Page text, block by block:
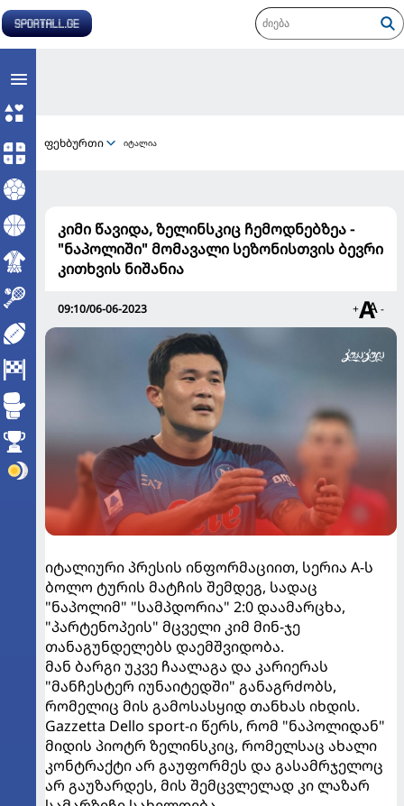
ფეხბურთი იტალია
კიმი წავიდა, ზელინსკიც ჩემოდნებზეა -
"ნაპოლიში" მომავალი სეზონისთვის ბევრი
კითხვის ნიშანია
09:10/06-06-2023 + -
იტალიური პრესის ინფორმაციით, სერია A-ს
ბოლო ტურის მატჩის შემდეგ, სადაც
"ნაპოლიმ" "სამპდორია" 2:0 დაამარცხა,
"პარტენოპეის" მცველი კიმ მინ-ჯე
თანაგუნდელებს დაემშვიდობა.
მან ბარგი უკვე ჩაალაგა და კარიერას
"მანჩესტერ იუნაიტედში" განაგრძობს,
რომელიც მის გამოსასყიდ თანხას იხდის.
Gazzetta Dello sport-ი წერს, რომ "ნაპოლიდან"
მიდის პიოტრ ზელინსკიც, რომელსაც ახალი
კონტრაქტი არ გაუფორმეს და გასამრჯელოც
არ გაუზარდეს, მის შემცვლელად კი ლაზარ